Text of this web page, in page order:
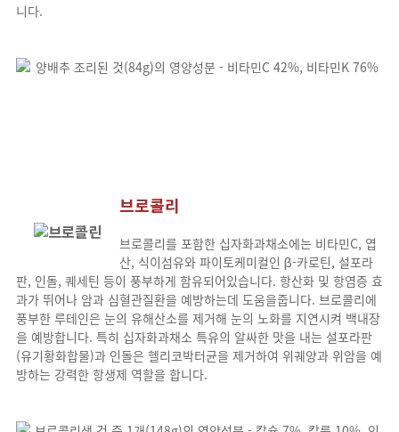
니다.
브로콜리
브로콜리를 포함한 십자화과채소에는 비타민C, 엽
산, 식이섬유와 파이토케미컬인 β-카로틴, 설포라
판, 인돌, 퀘세틴 등이 풍부하게 함유되어있습니다. 항산화 및 항염증 효
과가 뛰어나 암과 심혈관질환을 예방하는데 도움을줍니다. 브로콜리에
풍부한 루테인은 눈의 유해산소를 제거해 눈의 노화를 지연시켜 백내장
을 예방합니다. 특히 십자화과채소 특유의 알싸한 맛을 내는 설포라판
(유기황화합물)과 인돌은 헬리코박터균을 제거하여 위궤양과 위암을 예
방하는 강력한 항생제 역할을 합니다.